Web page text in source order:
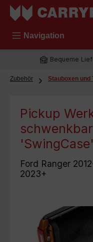
Zum Hauptinhalt
Navigation
Bequeme
Zubehör Stauboxen und
Pickup
Ford Ranger
2023+
Bildergalerie